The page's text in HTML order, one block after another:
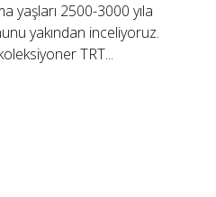
yaşları 2500-3000 yıla
yakından inceliyoruz.
TRT...